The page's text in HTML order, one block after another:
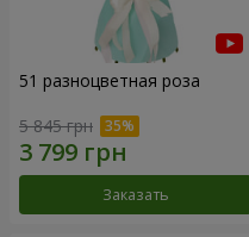
51 разноцветная роза
5 845 грн
Заказать